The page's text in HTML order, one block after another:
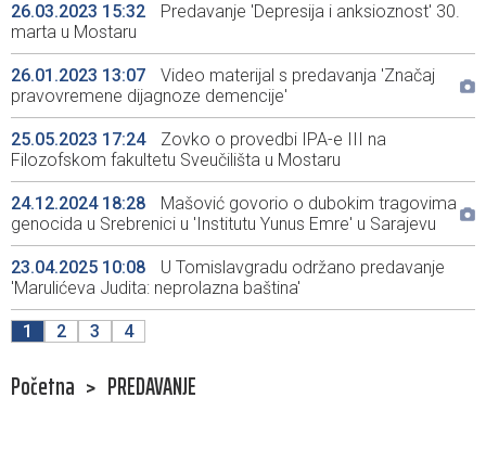
26.03.2023 15:32
Predavanje 'Depresija i anksioznost' 30.
marta u Mostaru
26.01.2023 13:07
Video materijal s predavanja 'Značaj
pravovremene dijagnoze demencije'
25.05.2023 17:24
Zovko o provedbi IPA-e III na
Filozofskom fakultetu Sveučilišta u Mostaru
24.12.2024 18:28
Mašović govorio o dubokim tragovima
genocida u Srebrenici u 'Institutu Yunus Emre' u Sarajevu
23.04.2025 10:08
U Tomislavgradu održano predavanje
'Marulićeva Judita: neprolazna baština'
1 2 3 4
Početna > PREDAVANJE